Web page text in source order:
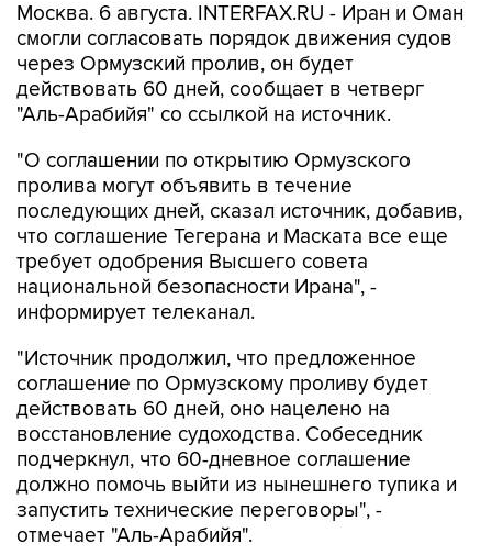
Москва. 6 августа. INTERFAX.RU - Иран и Оман
смогли согласовать порядок движения судов
через Ормузский пролив, он будет
действовать 60 дней, сообщает в четверг
"Аль-Арабийя" со ссылкой на источник.
"О соглашении по открытию Ормузского
пролива могут объявить в течение
последующих дней, сказал источник, добавив,
что соглашение Тегерана и Маската все еще
требует одобрения Высшего совета
национальной безопасности Ирана", -
информирует телеканал.
"Источник продолжил, что предложенное
соглашение по Ормузскому проливу будет
действовать 60 дней, оно нацелено на
восстановление судоходства. Собеседник
подчеркнул, что 60-дневное соглашение
должно помочь выйти из нынешнего тупика и
запустить технические переговоры", -
отмечает "Аль-Арабийя".